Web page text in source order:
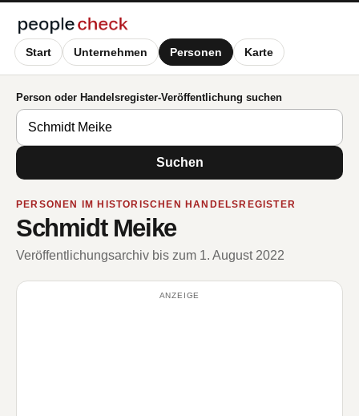
Start Unternehmen Personen Karte
Person oder Handelsregister-Veröffentlichung suchen
Suchen
PERSONEN IM HISTORISCHEN HANDELSREGISTER
Schmidt Meike
Veröffentlichungsarchiv bis zum 1. August 2022
ANZEIGE